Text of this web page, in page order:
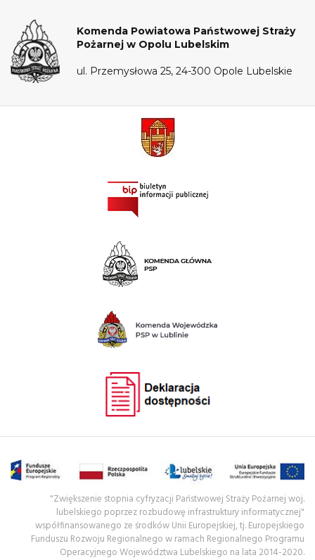
Komenda Powiatowa Państwowej Straży
Pożarnej w Opolu Lubelskim
ul. Przemysłowa 25, 24-300 Opole Lubelskie
"Zwiększenie stopnia cyfryzacji Państwowej Straży Pożarnej woj.
lubelskiego poprzez rozbudowę infrastruktury informatycznej"
współfinansowanego ze środków Unii Europejskiej, tj. Europejskiego
Funduszu Rozwoju Regionalnego w ramach Regionalnego Programu
Operacyjnego Województwa Lubelskiego na lata 2014-2020.